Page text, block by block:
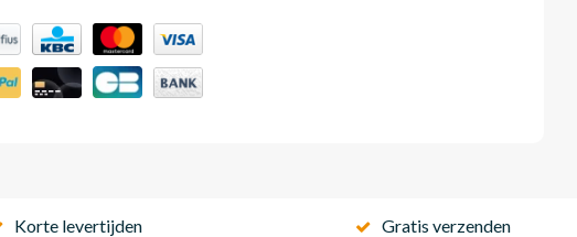
Korte levertijden Gratis verzenden